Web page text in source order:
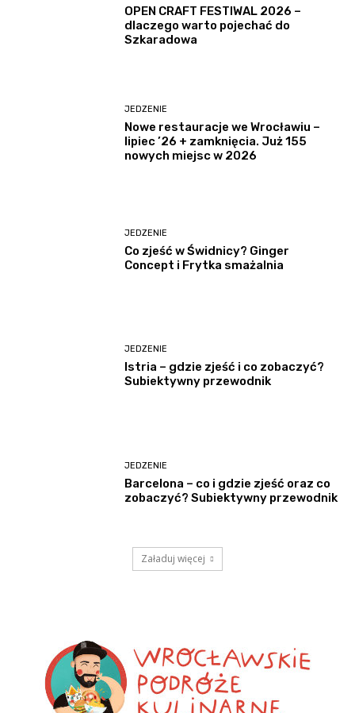
OPEN CRAFT FESTIWAL 2026 –
dlaczego warto pojechać do
Szkaradowa
JEDZENIE
Nowe restauracje we Wrocławiu –
lipiec ’26 + zamknięcia. Już 155
nowych miejsc w 2026
JEDZENIE
Co zjeść w Świdnicy? Ginger
Concept i Frytka smażalnia
JEDZENIE
Istria – gdzie zjeść i co zobaczyć?
Subiektywny przewodnik
JEDZENIE
Barcelona – co i gdzie zjeść oraz co
zobaczyć? Subiektywny przewodnik
Załaduj więcej